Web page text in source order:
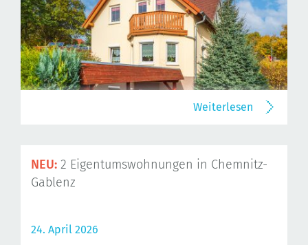
Weiterlesen
NEU: 2 Eigentumswohnungen in Chemnitz-
Gablenz
24. April 2026